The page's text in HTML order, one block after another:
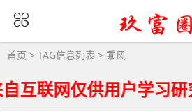
首页 > TAG信息列表 > 乘风
互联网仅供用户学习